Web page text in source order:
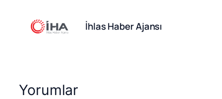
İhlas Haber Ajansı
Yorumlar